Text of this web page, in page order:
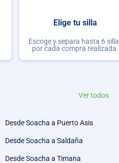
Elige tu silla
Escoge y separa hasta 6
por cada compra realizada.
Ver todos
Desde Soacha a Puerto Asis
Desde Soacha a Saldaña
Desde Soacha a Timana